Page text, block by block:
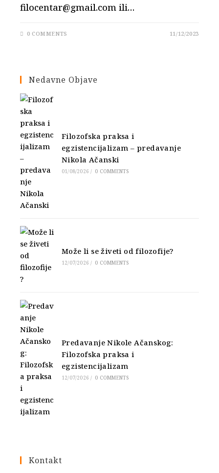
filocentar@gmail.com ili…
0 COMMENTS 11/12/2023
Nedavne Objave
Filozofska praksa i
egzistencijalizam – predavanje
Nikola Ačanski
01/08/2026 / 0 COMMENTS
Može li se živeti od filozofije?
12/07/2026 / 0 COMMENTS
Predavanje Nikole Ačanskog:
Filozofska praksa i
egzistencijalizam
12/07/2026 / 0 COMMENTS
Kontakt